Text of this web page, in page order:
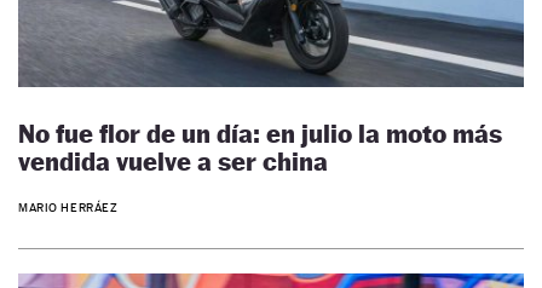
No fue flor de un día: en julio la moto más
vendida vuelve a ser china
MARIO HERRÁEZ